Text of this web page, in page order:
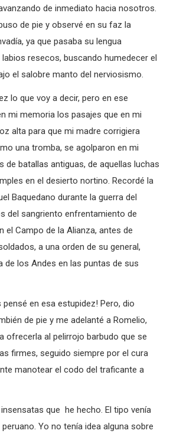
de inmediato hacia nosotros.
de pie y observé en su faz la
ya que pasaba su lengua
resecos, buscando humedecer el
el salobre manto del nerviosismo.
lo que voy a decir, pero en ese
mi memoria los pasajes que en mi
alta para que mi madre corrigiera
una tromba, se agolparon en mi
de batallas antiguas, de aquellas luchas
en el desierto nortino. Recordé la
Baquedano durante la guerra del
del sangriento enfrentamiento de
el Campo de la Alianza, antes de
a una orden de su general,
de los Andes en las puntas de sus
pensé en esa estupidez! Pero, dio
de pie y me adelanté a Romelio,
ofrecerla al pelirrojo barbudo que se
firmes, seguido siempre por el cura
manotear el codo del traficante a
que he hecho. El tipo venía
Yo no tenía idea alguna sobre